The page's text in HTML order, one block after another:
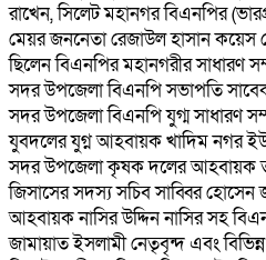
রাখেন, সিলেট মহানগর বিএনপির
মেয়র জননেতা রেজাউল হাসান কয়েস
ছিলেন বিএনপির মহানগরীর সাধারণ
সদর উপজেলা বিএনপি সভাপতি
সদর উপজেলা বিএনপি যুগ্ম সাধারণ
যুবদলের যুগ্ন ‎আহবায়ক খাদিম নগর
সদর উপজেলা কৃষক দলের আহবায়ক
জিসাসের সদস্য সচিব সাব্বির হোসেন
আহবায়ক নাসির উদ্দিন নাসির সহ
জামায়াত ইসলামী নেতৃবৃন্দ এবং